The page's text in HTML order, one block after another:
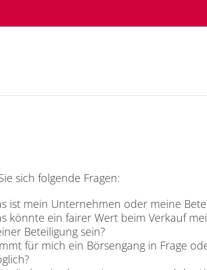
sich fol­gen­de Fra­gen:
ist mein Un­ter­neh­men oder mei­ne
könn­te ein fai­rer Wert beim Ver­kauf
Be­tei­li­gung sein?
für mich ein Bör­sen­gang in Fra­ge